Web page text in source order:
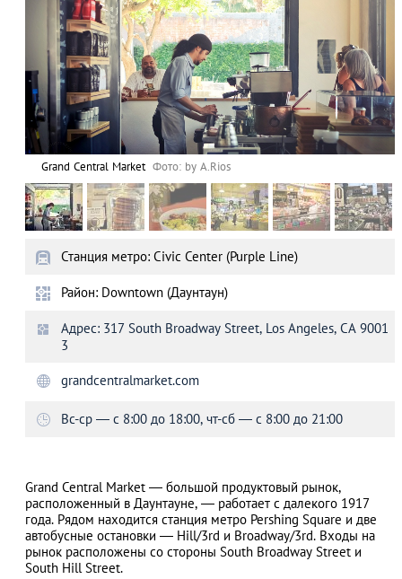
Grand Central Market Фото: by A.Rios
Станция метро: Civic Center (Purple Line)
Район: Downtown (Даунтаун)
Адрес: 317 South Broadway Street, Los Angeles, CA 9001
3
grandcentralmarket.com
Вс-ср ― с 8:00 до 18:00, чт-сб ― с 8:00 до 21:00
Grand Central Market ― большой продуктовый рынок,
расположенный в Даунтауне, ― работает с далекого 1917
года. Рядом находится станция метро Pershing Square и две
автобусные остановки ― Hill/3rd и Broadway/3rd. Входы на
рынок расположены со стороны South Broadway Street и
South Hill Street.